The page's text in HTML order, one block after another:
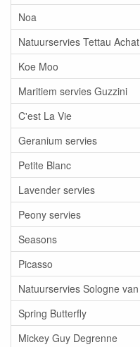
Noa
Natuurservies Tettau
Koe Moo
Maritiem servies Guzzini
C'est La Vie
Geranium servies
Petite Blanc
Lavender servies
Peony servies
Seasons
Picasso
Natuurservies Sologne
Spring Butterfly
Mickey Guy Degrenne